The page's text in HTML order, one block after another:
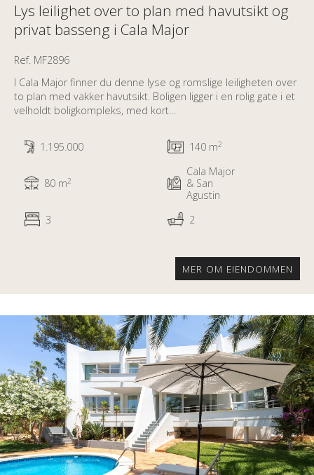
Lys leilighet over to plan med havutsikt og
privat basseng i Cala Major
Ref. MF2896
I Cala Major finner du denne lyse og romslige leiligheten over
to plan med vakker havutsikt. Boligen ligger i en rolig gate i et
velholdt boligkompleks, med kort...
1.195.000 140 m2
80 m2
Cala Major
& San
Agustin
3
2
MER OM EIENDOMMEN